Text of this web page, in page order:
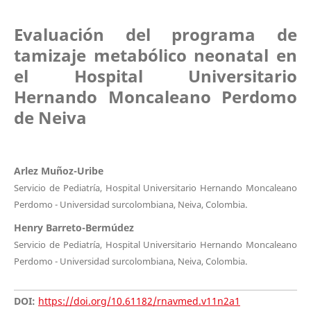
Evaluación del programa de
tamizaje metabólico neonatal en
el Hospital Universitario
Hernando Moncaleano Perdomo
de Neiva
Arlez Muñoz-Uribe
Servicio de Pediatría, Hospital Universitario Hernando Moncaleano
Perdomo - Universidad surcolombiana, Neiva, Colombia.
Henry Barreto-Bermúdez
Servicio de Pediatría, Hospital Universitario Hernando Moncaleano
Perdomo - Universidad surcolombiana, Neiva, Colombia.
DOI: https://doi.org/10.61182/rnavmed.v11n2a1